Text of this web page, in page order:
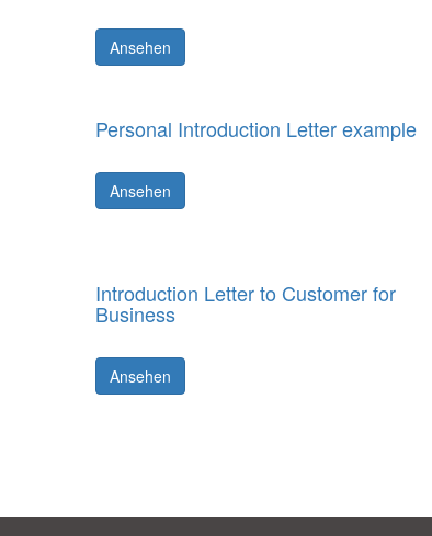
Ansehen
Personal Introduction Letter example
Ansehen
Introduction Letter to Customer for
Business
Ansehen